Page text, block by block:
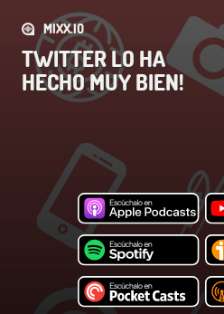
MIXX.IO
TWITTER LO HA
HECHO MUY BIEN!